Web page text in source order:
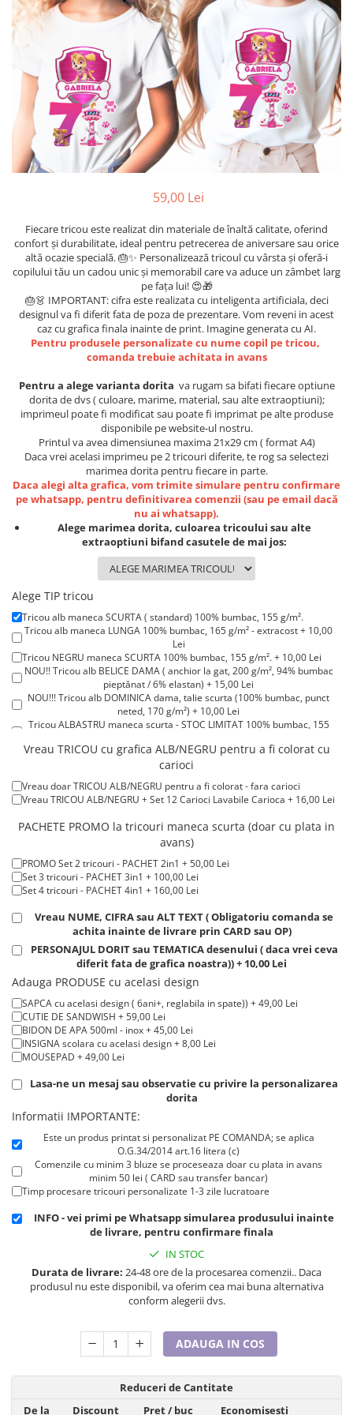
Cadouri barbati
Seturi cadou barbati
Seturi cadou barbati portofel si curea
Ceasuri pentru EL
Cadouri craciun barbati
Cadouri personalizate barbati
Cadouri copii
Caciuli copii
Cadouri copii 1 an
Cadouri craciun copii
Colectia Disney
Sticlă pentru apa Personalizată
Sepci personalizate
Seturi cadou pentru copii KID's Collection
Lenjerii de pat pentru copii
Cadouri Cuplu
Fashion
Pijamale de CRACIUN
Pijamale de dama
Pijamale de barbati
Halate si capoate
Pijamale
WINTER Collection
Halate si pijamale Family
Seturi elegante femei
Umbrele
Pijamale de copii
Pijamale BIG SIZE femei
Cadouri ocazii speciale
Tricouri de craciun
Tricouri de cuplu Valentine's Day
Cadouri pentru Nasi si Fini
Cadouri Craciun
Cadouri pentru Mama
Cadouri pentru profesori sau absolventi
Cadouri Back to school
Cadouri de Paște
8 Martie
Cadouri pentru CUPLU El & Ea
Cadouri Iubitori de animale
Cadouri GRAVIDE
Cadouri pentru sportivi
Cadouri Pensionare
Cadouri Colegi, sefi sau angajati
Cadouri pentru Sfânta Maria
Martisoare
Etichete scolare
Sepci personalizate
Bannere personalizate scoli si gradinite
Caserole personalizate sandwich
Saculeti personalizati
Sticla de apa personalizata
Agende si caiete personalizate
59,00 Lei
Fiecare tricou este realizat din materiale de înaltă calitate, oferind
confort și durabilitate, ideal pentru petrecerea de aniversare sau orice
altă ocazie specială. 🎂✨ Personalizează tricoul cu vârsta și oferă-i
copilului tău un cadou unic și memorabil care va aduce un zâmbet larg
pe fața lui! 😍🎁
🎂👗 IMPORTANT: cifra este realizata cu inteligenta artificiala, deci
designul va fi diferit fata de poza de prezentare. Vom reveni in acest
caz cu grafica finala inainte de print. Imagine generata cu AI.
Pentru produsele personalizate cu nume copil pe tricou,
comanda trebuie achitata in avans
Pentru a alege varianta dorita va rugam sa bifati fiecare optiune
dorita de dvs ( culoare, marime, material, sau alte extraoptiuni);
imprimeul poate fi modificat sau poate fi imprimat pe alte produse
disponibile pe website-ul nostru.
Printul va avea dimensiunea maxima 21x29 cm ( format A4)
Daca vrei acelasi imprimeu pe 2 tricouri diferite, te rog sa selectezi
marimea dorita pentru fiecare in parte.
Daca alegi alta grafica, vom trimite simulare pentru confirmare
pe whatsapp, pentru definitivarea comenzii (sau pe email dacă
nu ai whatsapp).
Alege marimea dorita, culoarea tricoului sau alte
extraoptiuni bifand casutele de mai jos:
Alege TIP tricou
Tricou alb maneca SCURTA ( standard) 100% bumbac, 155 g/m².
Tricou alb maneca LUNGA 100% bumbac, 165 g/m² - extracost + 10,00
Lei
Tricou NEGRU maneca SCURTA 100% bumbac, 155 g/m². + 10,00 Lei
NOU!! Tricou alb BELICE DAMA ( anchior la gat, 200 g/m², 94% bumbac
pieptănat / 6% elastan) + 15,00 Lei
NOU!!! Tricou alb DOMINICA dama, talie scurta (100% bumbac, punct
neted, 170 g/m²) + 10,00 Lei
Tricou ALBASTRU maneca scurta - STOC LIMITAT 100% bumbac, 155
Tricou ROSU maneca scurta 100% bumbac, 155 g/m². + 15,00 Lei
Tricou POLO alb maneca SCURTA 200-220 g/m² - marimi COPII + 15,00
Tricou POLO alb maneca LUNGA 200-220 g/m² marimi COPII + 20,00
Lei
Tricou ROSU maneca LUNGA ( STOC LIMITAT) 100% bumbac, 165 g/m²
- extracost + 20,00 Lei
Vreau TRICOU cu grafica ALB/NEGRU pentru a fi colorat cu
carioci
Vreau doar TRICOU ALB/NEGRU pentru a fi colorat - fara carioci
Vreau TRICOU ALB/NEGRU + Set 12 Carioci Lavabile Carioca + 16,00 Lei
PACHETE PROMO la tricouri maneca scurta (doar cu plata in
avans)
PROMO Set 2 tricouri - PACHET 2in1 + 50,00 Lei
Set 3 tricouri - PACHET 3in1 + 100,00 Lei
Set 4 tricouri - PACHET 4in1 + 160,00 Lei
Vreau NUME, CIFRA sau ALT TEXT ( Obligatoriu comanda se
achita inainte de livrare prin CARD sau OP)
PERSONAJUL DORIT sau TEMATICA desenului ( daca vrei ceva
diferit fata de grafica noastra)) + 10,00 Lei
Adauga PRODUSE cu acelasi design
SAPCA cu acelasi design ( 6ani+, reglabila in spate)) + 49,00 Lei
CUTIE DE SANDWISH + 59,00 Lei
BIDON DE APA 500ml - inox + 45,00 Lei
INSIGNA scolara cu acelasi design + 8,00 Lei
MOUSEPAD + 49,00 Lei
Lasa-ne un mesaj sau observatie cu privire la personalizarea
dorita
Informatii IMPORTANTE:
Este un produs printat si personalizat PE COMANDA; se aplica
O.G.34/2014 art.16 litera (c)
Comenzile cu minim 3 bluze se proceseaza doar cu plata in avans
minim 50 lei ( CARD sau transfer bancar)
Timp procesare tricouri personalizate 1-3 zile lucratoare
INFO - vei primi pe Whatsapp simularea produsului inainte
de livrare, pentru confirmare finala
IN STOC
Durata de livrare: 24-48 ore de la procesarea comenzii.. Daca
produsul nu este disponibil, va oferim cea mai buna alternativa
conform alegerii dvs.
ADAUGA IN COS
Reduceri de Cantitate
De la
Discount Pret/ buc Economisesti